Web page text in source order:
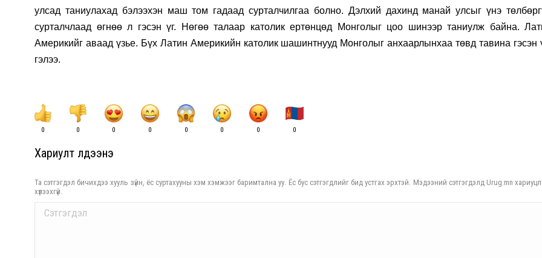
улсад таниулахад бэлээхэн маш том гадаад сурталчилгаа болно. Дэлхий дахинд манай улсыг үнэ
сурталчлаад өгнөө л гэсэн үг. Нөгөө талаар католик ертөнцөд Монголыг цоо шинээр таниулж байна.
Америкийг аваад үзье. Бүх Латин Америкийн католик шашинтнууд Монголыг анхаарлынхаа төвд тавина гэсэн
гэлээ.
0 0 0 0 0 0 0 0
Хариулт үлдээнэ үү
Та сэтгэгдэл бичихдээ хууль зүйн, ёс суртахууны хэм хэмжээг баримтална уу. Ёс бус сэтгэгдлийг бид устгах эрхтэй. Мэдээний сэтгэгдэлд Urug.mn
хүлээхгүй.
Comment